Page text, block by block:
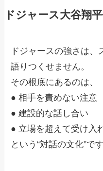
ドジャース大谷翔
ドジャースの強さは
語りつくせません。
その根底にあるのは、
● 相手を責めない注意
● 建設的な話し合い
● 立場を超えて受け入
という“対話の文化”です